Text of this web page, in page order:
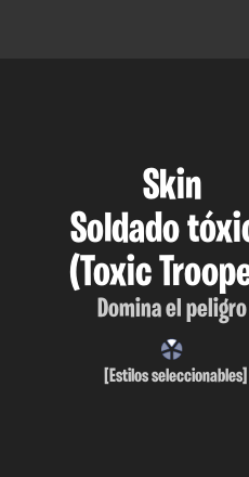
Skin
Soldado
(Toxic
Domina el peligro
[Estilos seleccionables]